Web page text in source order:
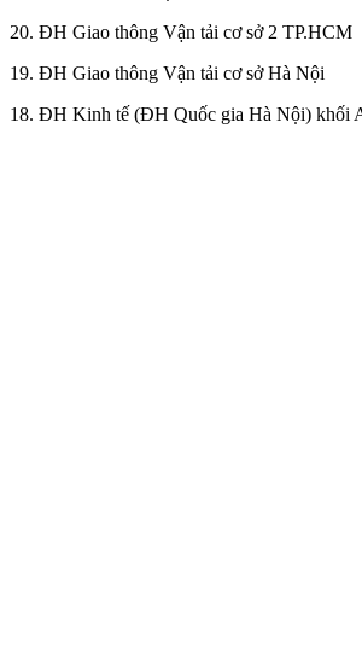
20. ĐH Giao thông Vận tải cơ sở 2 TP.HCM
19. ĐH Giao thông Vận tải cơ sở Hà Nội
18. ĐH Kinh tế (ĐH Quốc gia Hà Nội) khối